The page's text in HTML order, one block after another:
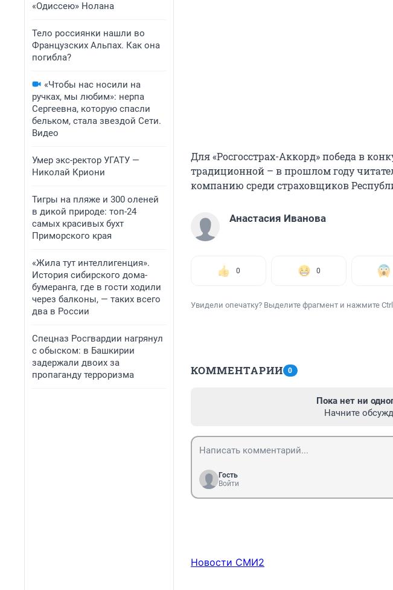
«Одиссею» Нолана
Тело россиянки нашли во
Французских Альпах. Как она
погибла?
«Чтобы нас носили на
ручках, мы любим»: нерпа
Сергеевна, которую спасли
бельком, стала звездой Сети.
Видео
Умер экс-ректор УГАТУ —
Николай Криони
Тигры на пляже и 300 оленей
в дикой природе: топ-24
самых красивых бухт
Приморского края
«Жила тут интеллигенция».
История сибирского дома-
бумеранга, где в гости ходили
через балконы, — таких всего
два в России
Спецназ Росгвардии нагрянул
с обыском: в Башкирии
задержали двоих за
пропаганду терроризма
Для «Росгосстрах-Аккорд» победа в
традиционной – в прошлом году
компанию среди страховщиков
Анастасия Иванова
0 0
Увидели опечатку? Выделите фрагмент и нажмите
КОММЕНТАРИИ 0
Пока нет ни
Начните
Гость
Войти
Новости СМИ2